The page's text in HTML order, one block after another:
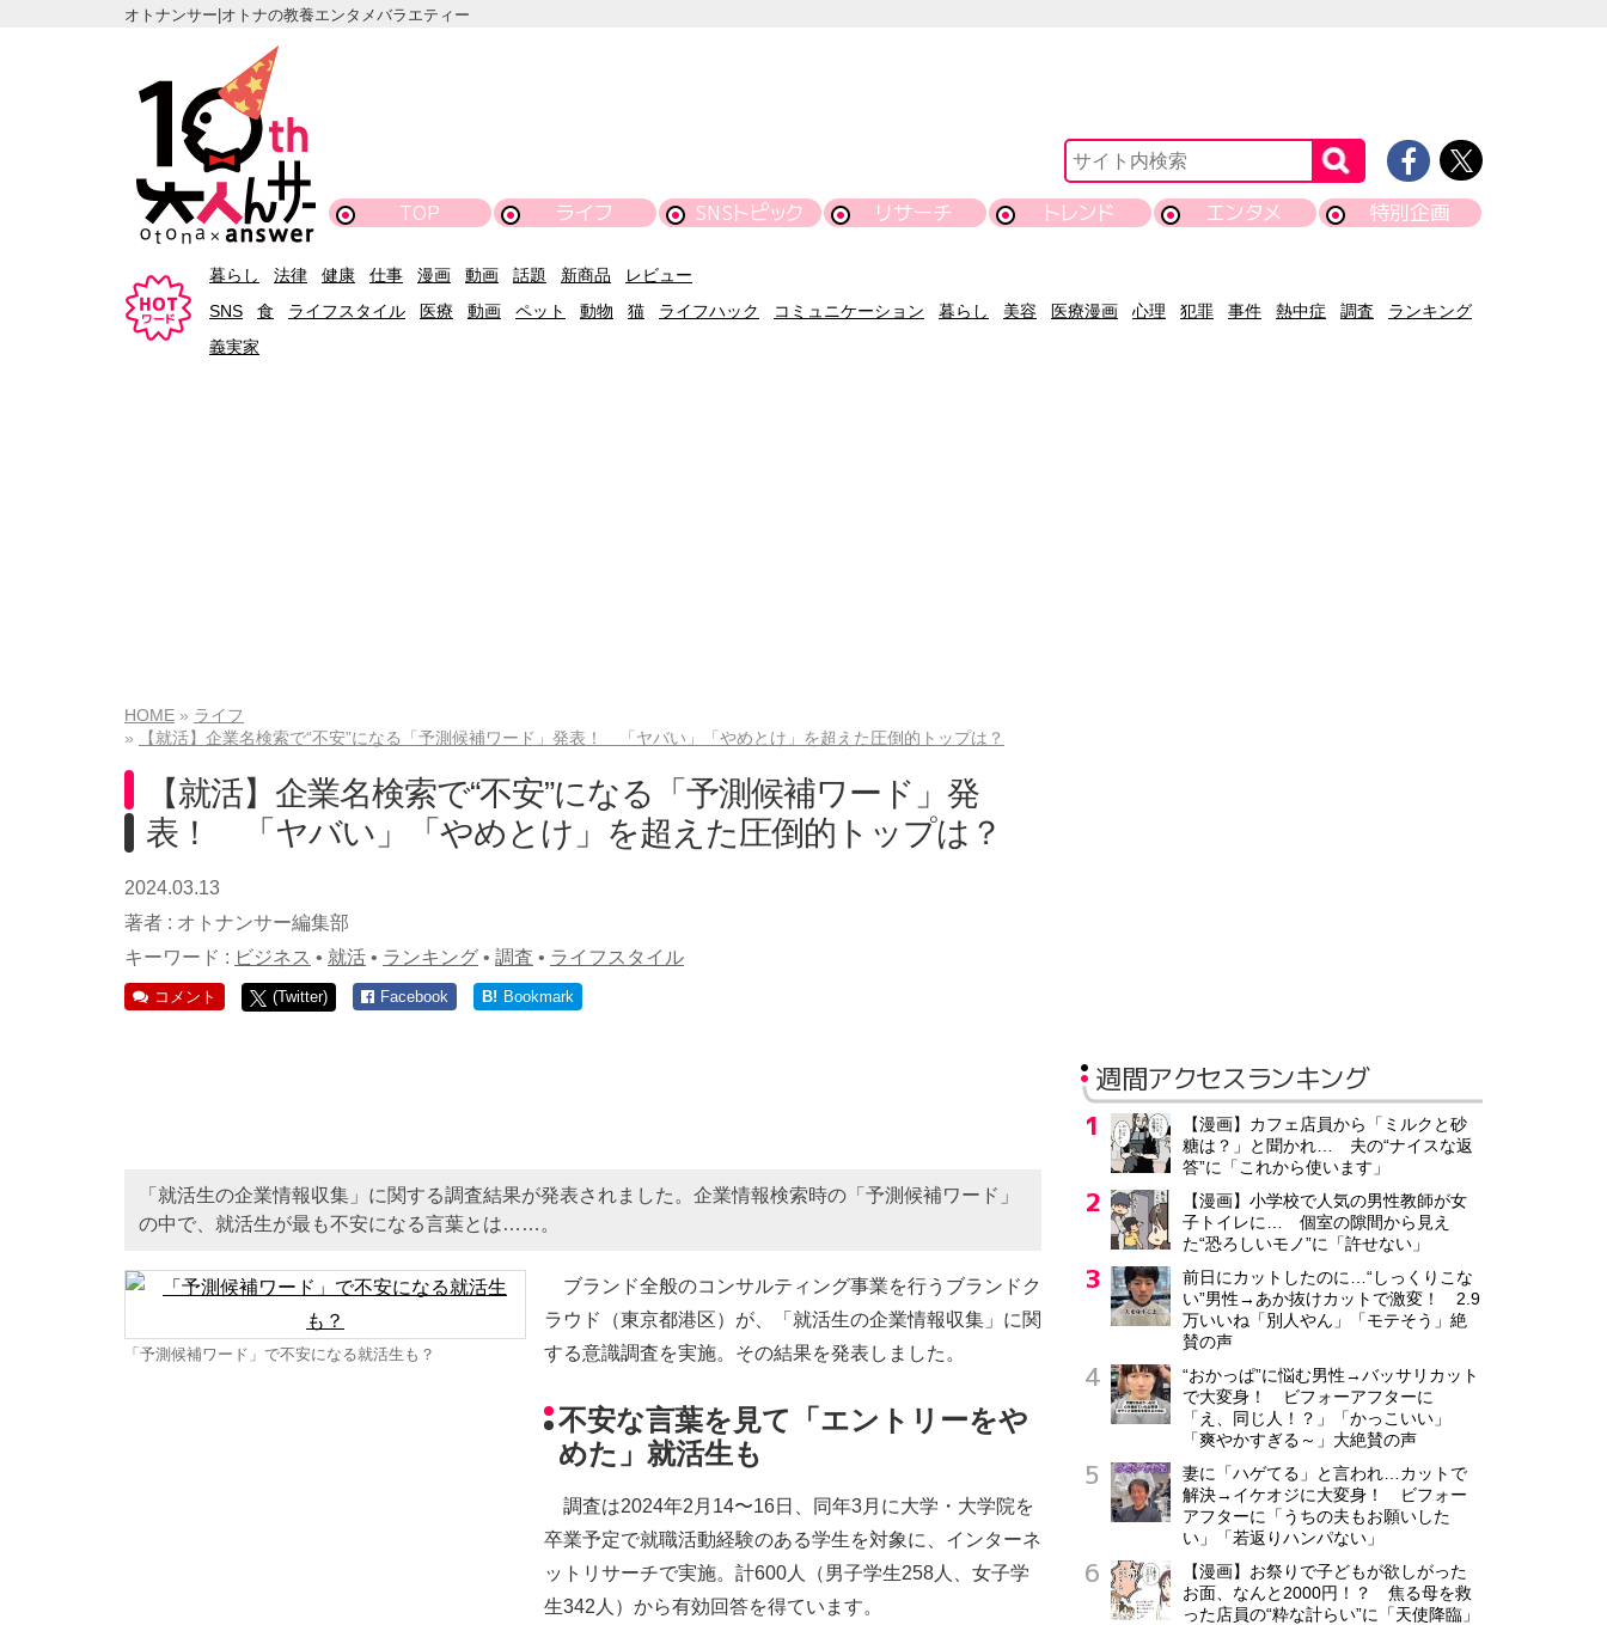
オトナンサー|オトナの教養エンタメバラエティー
TOP ライフ SNSトピック リサーチ トレンド エンタメ 特別企画
暮らし 法律 健康 仕事 漫画 動画 話題 新商品
レビュー
SNS
食 ライフスタイル 医療 動画 ペット 動物 猫 ライフハック コミュニケーション 暮らし 美容 医療漫画 心理 犯罪 事件 熱中症 調査
ランキング
義実家
HOME
ライフ
【就活】企業名検索で“不安”になる「予測候補ワード」発表！ 「ヤバい」「やめとけ」を超えた圧倒的トップは？
【就活】企業名検索で“不安”になる「予測候補ワード」発
表！ 「ヤバい」「やめとけ」を超えた圧倒的トップは？
2024.03.13
著者 : オトナンサー編集部
キーワード : ビジネス • 就活 • ランキング • 調査 • ライフスタイル
コメント (Twitter) Facebook B! Bookmark
「就活生の企業情報収集」に関する調査結果が発表されました。企業情報検索時の「予測候補ワード」
の中で、就活生が最も不安になる言葉とは……。
「予測候補ワード」で不安になる就活生も？
ブランド全般のコンサルティング事業を行うブランドク
ラウド（東京都港区）が、「就活生の企業情報収集」に関
する意識調査を実施。その結果を発表しました。
不安な言葉を見て「エントリーをや
めた」就活生も
調査は2024年2月14〜16日、同年3月に大学・大学院を
卒業予定で就職活動経験のある学生を対象に、インターネ
ットリサーチで実施。計600人（男子学生258人、女子学
生342人）から有効回答を得ています。
週間アクセスランキング
【漫画】カフェ店員から「ミルクと砂
糖は？」と聞かれ… 夫の“ナイスな返
答”に「これから使います」
【漫画】小学校で人気の男性教師が女
子トイレに… 個室の隙間から見え
た“恐ろしいモノ”に「許せない」
前日にカットしたのに…“しっくりこな
い”男性→あか抜けカットで激変！ 2.9
万いいね「別人やん」「モテそう」絶
賛の声
“おかっぱ”に悩む男性→バッサリカット
で大変身！ ビフォーアフターに
「え、同じ人！？」「かっこいい」
「爽やかすぎる～」大絶賛の声
妻に「ハゲてる」と言われ…カットで
解決→イケオジに大変身！ ビフォー
アフターに「うちの夫もお願いした
い」「若返りハンパない」
【漫画】お祭りで子どもが欲しがった
お面、なんと2000円！？ 焦る母を救
った店員の“粋な計らい”に「天使降臨」